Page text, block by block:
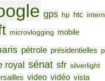
gps hp htc
microvlogging mobile
pétrole présidentielles
royal sénat sfr silverlight
video vidéo vista